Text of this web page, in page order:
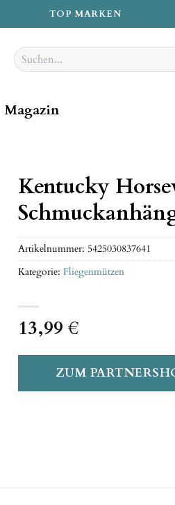
TOP MARKEN
Suchen
nach:
Magazin
Kentucky
13,99 €
ZUM
Artikelnummer: 5425030837641
Kategorie: Fliegenmützen